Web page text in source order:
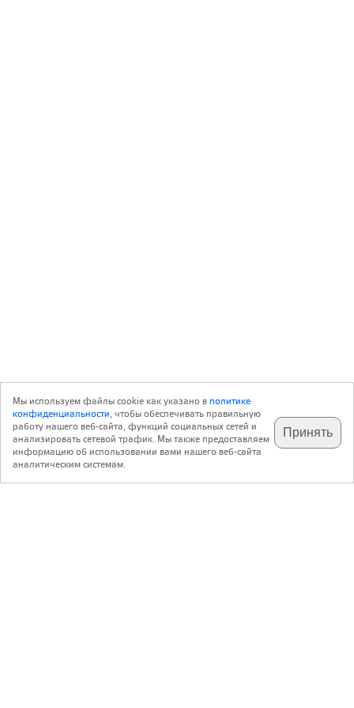
подпишитесь на наш
телеграм @archi_ru
✕
с 20 июля 1999 г.
Мы используем файлы cookie как указано вполитике
конфиденциальности, чтобы обеспечивать правильную
работу нашего веб-сайта, функций социальных сетей и
анализировать сетевой трафик. Мы также предоставляем
информацию об использовании вами нашего веб-сайта
аналитическим системам.
Принять